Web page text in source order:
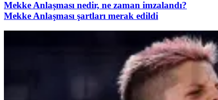
Mekke Anlaşması nedir, ne zaman imzalandı?
Mekke Anlaşması şartları merak edildi